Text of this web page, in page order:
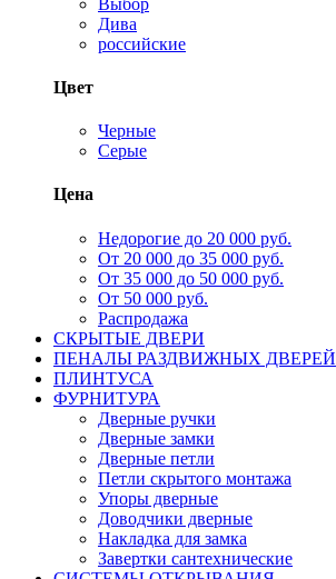
Дива
российские
Цвет
Черные
Серые
Цена
Недорогие до 20 000 руб.
От 20 000 до 35 000 руб.
От 35 000 до 50 000 руб.
От 50 000 руб.
Распродажа
СКРЫТЫЕ ДВЕРИ
ПЕНАЛЫ РАЗДВИЖНЫХ ДВЕРЕЙ
ПЛИНТУСА
ФУРНИТУРА
Дверные ручки
Дверные замки
Дверные петли
Петли скрытого монтажа
Упоры дверные
Доводчики дверные
Накладка для замка
Завертки сантехнические